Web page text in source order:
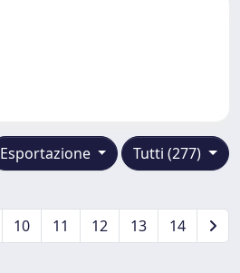
Tutti (277)
Esportazione
10 11 12 13 14